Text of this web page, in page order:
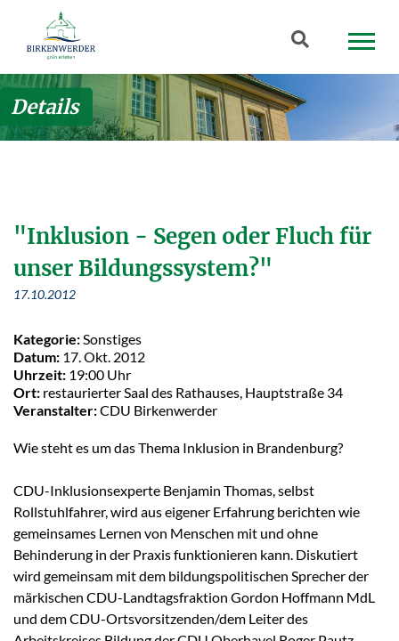
Zum Hauptinhalt springen
Suchbegriff
Details
"Inklusion - Segen oder Fluch für
unser Bildungssystem?"
17.10.2012
Kategorie: Sonstiges
Datum: 17. Okt. 2012
Uhrzeit: 19:00 Uhr
Ort: restaurierter Saal des Rathauses, Hauptstraße 34
Veranstalter:CDU Birkenwerder
Wie steht es um das Thema Inklusion in Brandenburg?
CDU-Inklusionsexperte Benjamin Thomas, selbst
Rollstuhlfahrer, wird aus eigener Erfahrung berichten wie
gemeinsames Lernen von Menschen mit und ohne
Behinderung in der Praxis funktionieren kann. Diskutiert
wird gemeinsam mit dem bildungspolitischen Sprecher der
märkischen CDU-Landtagsfraktion Gordon Hoffmann MdL
und dem CDU-Ortsvorsitzenden/dem Leiter des